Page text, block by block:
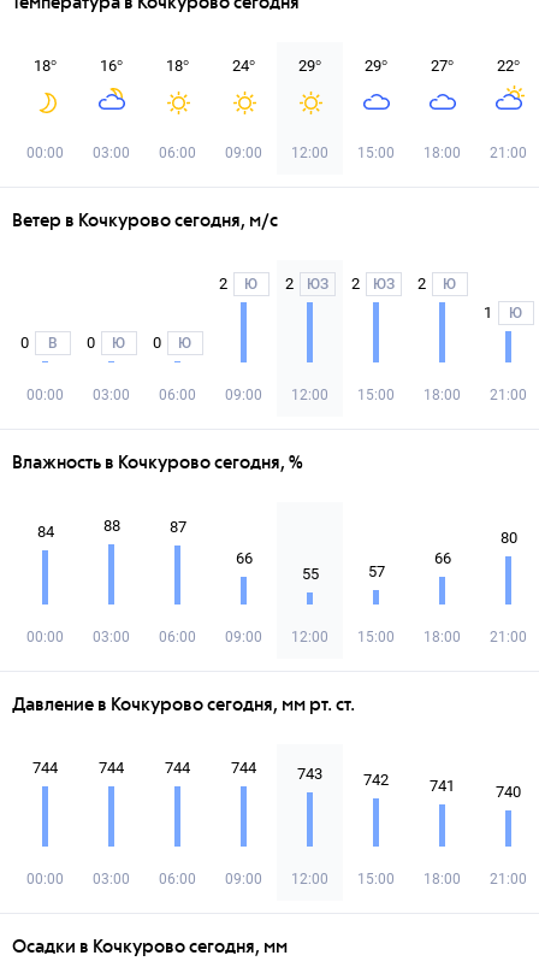
18°
00:00
16°
03:00
18°
06:00
24°
09:00
29°
12:00
29°
15:00
27°
18:00
22°
21:00
Ветер в Кочкурово сегодня, м/с
0 В
00:00
0 Ю
03:00
0 Ю
06:00
2 Ю
09:00
2 ЮЗ
12:00
2 ЮЗ
15:00
2 Ю
18:00
1 Ю
21:00
Влажность в Кочкурово сегодня, %
84
00:00
88
03:00
87
06:00
66
09:00
55
12:00
57
15:00
66
18:00
80
21:00
Давление в Кочкурово сегодня, мм рт. ст.
744
00:00
744
03:00
744
06:00
744
09:00
743
12:00
742
15:00
741
18:00
740
21:00
Осадки в Кочкурово сегодня, мм